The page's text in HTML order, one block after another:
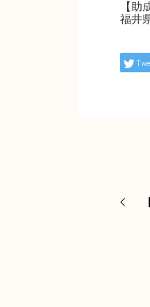
【助
福井